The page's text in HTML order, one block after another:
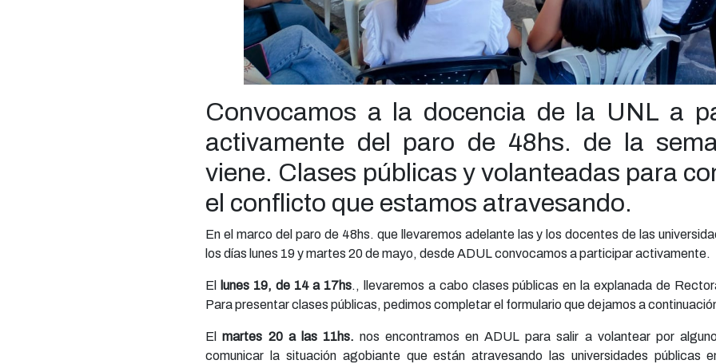
Convocamos a la docencia de la UNL a
activamente del paro de 48hs. de la
viene. Clases públicas y volanteadas para
el conflicto que estamos atravesando.
En el marco del paro de 48hs. que llevaremos adelante las y los docentes de las
los días lunes 19 y martes 20 de mayo, desde ADUL convocamos a participar activamente.
El lunes 19, de 14 a 17hs., llevaremos a cabo clases públicas en la explanada de
Para presentar clases públicas, pedimos completar el formulario que dejamos a
Elmartes 20 a las 11hs. nos encontramos en ADUL para salir a volantear por
comunicar la situación agobiante que están atravesando las universidades públicas